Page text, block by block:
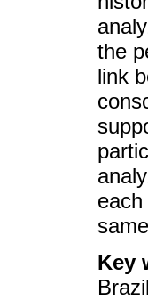
the
link
Key
Brazil